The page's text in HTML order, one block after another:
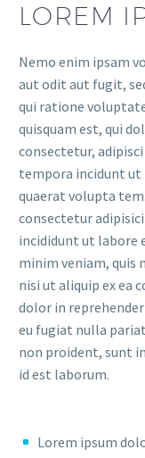
LOREM
Nemo enim ipsam
aut odit aut fugit,
qui ratione
quisquam est, qui
consectetur,
tempora incidunt ut
quaerat volupta
consectetur
incididunt ut labore
minim veniam, quis
nisi ut aliquip ex ea
dolor in
eu fugiat nulla
non proident, sunt
id est laborum.
Lorem ipsum